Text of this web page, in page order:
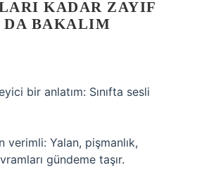
KADAR ZAYIF
DA BAKALIM
bir anlatım: Sınıfta sesli
verimli: Yalan, pişmanlık,
gündeme taşır.